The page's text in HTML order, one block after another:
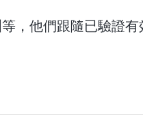
，他們跟隨已驗證